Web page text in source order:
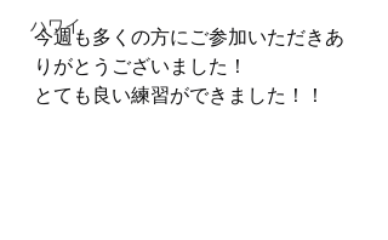
ハワイ
今週も多くの方にご参加いただきあ
りがとうございました！
とても良い練習ができました！！